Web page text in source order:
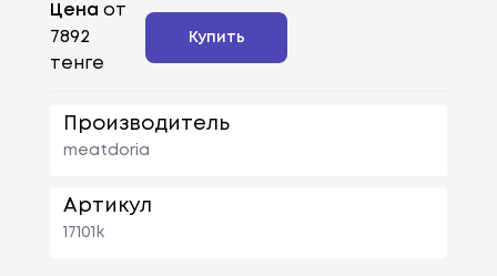
Цена от
7892
тенге
Купить
Производитель
meatdoria
Артикул
17101k